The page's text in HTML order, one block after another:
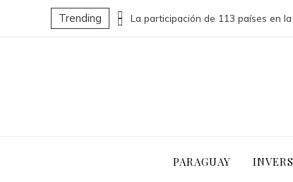
Trending Las 15 donaciones individuales más grandes que impulsaron cambios sociales significativos
PARAGUAY